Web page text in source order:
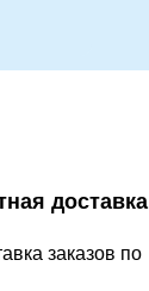
доставка
заказов по